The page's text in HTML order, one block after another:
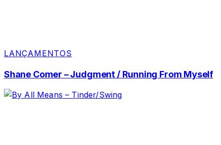
LANÇAMENTOS
Shane Comer – Judgment / Running From Myself